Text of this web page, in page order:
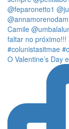
O Valentine’s Day